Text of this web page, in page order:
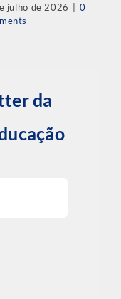
julho de 2026 | 0
da